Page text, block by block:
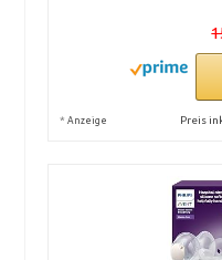
* Anzeige Preis